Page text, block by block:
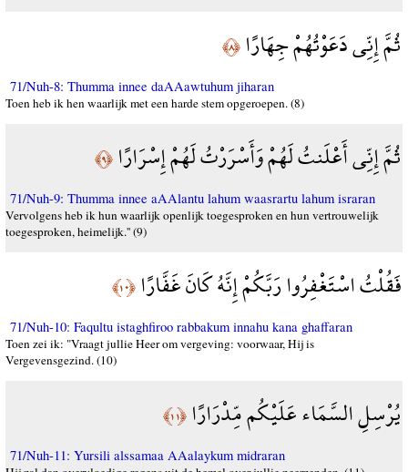
ثُمَّ إِنِّي دَعَوْتُهُمْ جِهَارًا﴿٨﴾
71/Nuh-8: Thumma innee daAAawtuhum jiharan
Toen heb ik hen waarlijk met een harde stem opgeroepen. (8)
ثُمَّ إِنِّي أَعْلَنتُ لَهُمْ وَأَسْرَرْتُ لَهُمْ إِسْرَارًا﴿٩﴾
71/Nuh-9: Thumma innee aAAlantu lahum waasrartu lahum israran
Vervolgens heb ik hun waarlijk openlijk toegesproken en hun vertrouwelijk
toegesproken, heimelijk.'' (9)
فَقُلْتُ اسْتَغْفِرُوا رَبَّكُمْ إِنَّهُ كَانَ غَفَّارًا﴿١٠﴾
71/Nuh-10: Faqultu istaghfiroo rabbakum innahu kana ghaffaran
Toen zei ik: "Vraagt jullie Heer om vergeving: voorwaar, Hij is
Vergevensgezind. (10)
يُرْسِلِ السَّمَاء عَلَيْكُم مِّدْرَارًا﴿١١﴾
71/Nuh-11: Yursili alssamaa AAalaykum midraran